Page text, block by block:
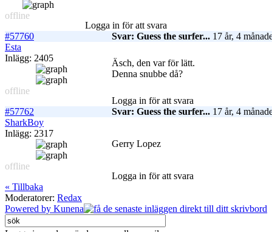
offline
Logga in för att svara
#57760
Svar: Guess the surfer... 17 år, 4
Esta
Inlägg: 2405
offline
Äsch, den var för lätt.
Denna snubbe då?
Logga in för att svara
#57762
Svar: Guess the surfer... 17 år, 4
SharkBoy
Inlägg: 2317
offline
Gerry Lopez
Logga in för att svara
« Tillbaka
Moderatorer: Redax
Powered by Kunena